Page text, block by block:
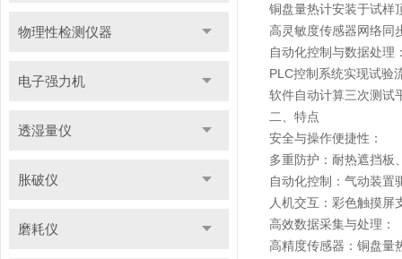
物理性检测仪器
电子强力机
透湿量仪
胀破仪
磨耗仪
铜盘量热计安装于试样
高灵敏度传感器网络同
自动化控制与数据处理
PLC控制系统实现试验
软件自动计算三次测试
二、特点
安全与操作便捷性：
多重防护：耐热遮挡板
自动化控制：气动装置
人机交互：彩色触摸屏
高效数据采集与处理：
高精度传感器：铜盘量